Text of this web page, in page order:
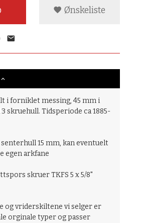
Ønskeliste
i forniklet messing, 45 mm i
skruehull. Tidsperiode ca 1885-
senterhull 15 mm, kan eventuelt
egen arkfane
skruer TKFS 5 x 5/8"
og vriderskiltene vi selger er
orginale typer og passer